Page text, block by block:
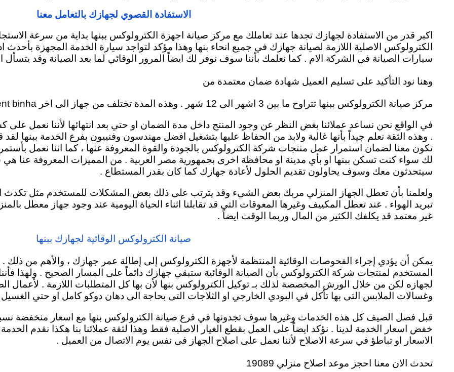
الاستفادة القصوي لجهازك بالتعامل معنا
اكبر قدر من الاستفادة لجهازك تجدها عند تعاملك مع مركز صيانة اجهزة الكترولوكس ببنها بداية من سرعة
الكترولوكس الاصلية اللازمة لصيانة جهازك في جميع انحاء بنها وهذا مؤكد لتواجد سيارة الخدمة المجهزة
سيارات الصيانة في الشركة الام . كما نعلمك بأننا سوف نوفر لك ايضاً المرور الوقائي لما بعد الصيانة وقد
وهنا نود التأكيد على تسليم العميل شهادة ضمان معتمدة من
مركز صيانة الكترولوكس ببنها تتراوح ما بين 3 اشهر الى 12 شهر . وهذه المدة تختلف من جهاز الى اخر Electrolux agent binha
في الواقع نحن نساعد عملائنا بغض النظر عن وجود المنتج داخل مدة الضمان او حتي بعد انتهائها لأننا نعمل
. وهذه الثقة نعلم جيداً بأنها غالية ولابد من الحفاظ عليها بتشغيل افضل مهندسون وفنييون بفرع الخدمة ببنها لقد
تكون معنا لضمان استمرار عمل منتجات شركة الكترولوكس بالجودة والقوة المعروفة عنها ، كما اننا نعمل
لك سواء كنت تسكن ببنها او بأي مدينة او محافظة اخرى بجمهورية مصر العربية . من المميزات المعروفة عنا
سيتحدثون معك وسوف يحاولون تقديم الحلول لأعادة جهازك كما كان بقدر المستطاع .
ولعلمنا بأن تعطل الجهاز المنزلي مربك بعض الشيء وقد يترتب على ذلك بعض المشكلات للمستخدم مثل تكدث
تبريد الهواء . عند تعطل المكييف وغيرها المعوقات التي قد تقابلنا اثناء الحياة اليومية عند وجود جهاز معطل
غير معتمد قد يكلفك الكثير من المال وربما الوقت ايضاً .
صيانة الكترولوكس الوقائية لجهازك ببنها
يمكن أن يؤدي إجراء الفحوصات الوقائية المنتظمة لأجهزة الكترولوكس إلى إطالة عمر جهازك ، والأهم من
المستخدم لمنتجات شركة الكترولوكس بأن الصيانة الوقائية ستبقي جهازك دائماً على المسار الصحيح . ولهذا
لجهازه لكن من خلال الورش المخصصة لذلك بـ توكيل الكترولوكس بنها لأن بها كل المتطلبات اللازمة . لأعمال
وغسالات الملابس التى بها تأكل في البودي الخارجي او الثلاجات التى بحاجة الى دهان دوكو كامل او حتي
قبل فصل الصيف كل هذه الخدمات وغيرها سوف تجدونها في فرع صيانة الكترولوكس بنها مع اسعار منخفضة
خفض اسعار الخدمة لدينا . نؤكد ايضاً على العمل بقطع الغيار الاصلية فقط وهذا لثقة عملائنا بنا هكذا نقدم
الاسعار او تباطؤ في سرعة الاصلاح لأننا نعمل على اصلاح الجهاز فى نفس يوم الاتصال من العميل .
تحدث الان معنا احجز موعد اصلاح منزلي 19089